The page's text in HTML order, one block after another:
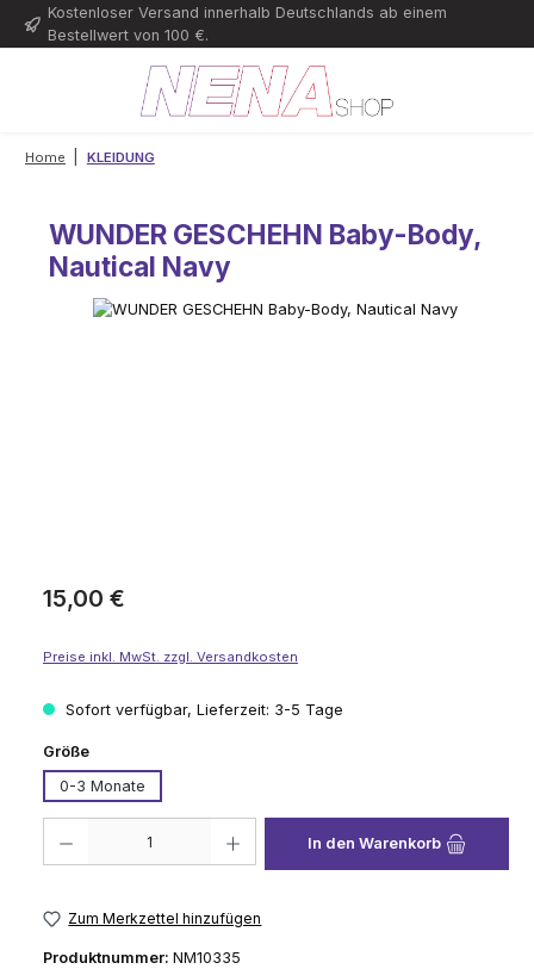
Zum Hauptinhalt springen
Kostenloser Versand innerhalb Deutschlands ab einem
Bestellwert von 100 €.
Home KLEIDUNG
WUNDER GESCHEHN Baby-Body,
Nautical Navy
Bildergalerie überspringen
Regulärer Preis:
15,00 €
Preise inkl. MwSt. zzgl. Versandkosten
Sofort verfügbar, Lieferzeit: 3-5 Tage
Größeauswählen
0-3 Monate
In den Warenkorb
Zum Merkzettel hinzufügen
Produktnummer: NM10335